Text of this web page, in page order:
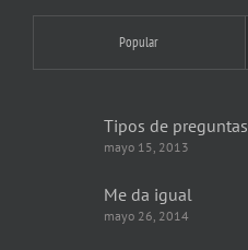
Popular
Tipos de preguntas
mayo 15, 2013
Me da igual
mayo 26, 2014